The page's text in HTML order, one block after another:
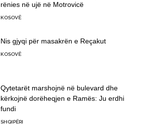
rënies në ujë në Motrovicë
KOSOVË
Nis gjyqi për masakrën e Reçakut
KOSOVË
Qytetarët marshojnë në bulevard dhe
kërkojnë dorëheqjen e Ramës: Ju erdhi
fundi
SHQIPËRI